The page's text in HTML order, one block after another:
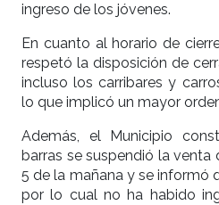
ingreso de los jóvenes.
En cuanto al horario de
respetó la disposición de
incluso los carribares y
lo que implicó un mayor
Además, el Municipio
barras se suspendió la
5 de la mañana y se informó
por lo cual no ha habido